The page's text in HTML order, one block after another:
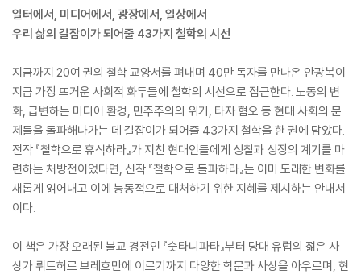
일터에서, 미디어에서, 광장에서, 일상에서
우리 삶의 길잡이가 되어줄 43가지 철학의 시선
지금까지 20여 권의 철학 교양서를 펴내며 40만 독자를 만나온 안광복이
지금 가장 뜨거운 사회적 화두들에 철학의 시선으로 접근한다. 노동의 변
화, 급변하는 미디어 환경, 민주주의의 위기, 타자 혐오 등 현대 사회의 문
제들을 돌파해나가는 데 길잡이가 되어줄 43가지 철학을 한 권에 담았다.
전작 『철학으로 휴식하라』가 지친 현대인들에게 성찰과 성장의 계기를 마
련하는 처방전이었다면, 신작 『철학으로 돌파하라』는 이미 도래한 변화를
새롭게 읽어내고 이에 능동적으로 대처하기 위한 지혜를 제시하는 안내서
이다.
이 책은 가장 오래된 불교 경전인 『숫타니파타』부터 당대 유럽의 젊은 사
상가 뤼트허르 브레흐만에 이르기까지 다양한 학문과 사상을 아우르며, 현